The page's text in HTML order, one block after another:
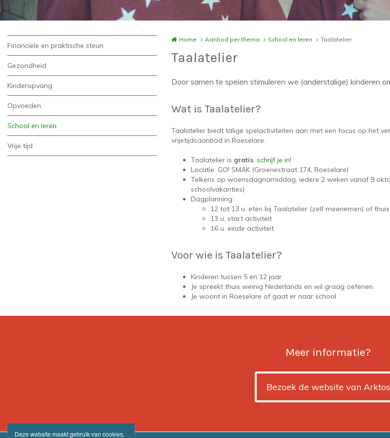
Financiële en praktische steun
Gezondheid
Kinderopvang
Opvoeden
School en leren
Vrije tijd
Home Aanbod per thema School en leren Taalatelier
Taalatelier
Door samen te spelen stimuleren we (anderstalige) kinderen
Wat is Taalatelier?
Taalatelier biedt talige spelactiviteiten aan met een focus op het
vrijetijdsaanbod in Roeselare.
Taalatelier is gratis, schrijf je in!
Locatie: GO! SMAK (Groenestraat 174, Roeselare)
Telkens op woensdagnamiddag, iedere 2 weken vanaf 9
schoolvakanties)
Dagplanning:
12 tot 13 u. eten bij Taalatelier (zelf meenemen) of
13 u. start activiteit
16 u. einde activiteit
Voor wie is Taalatelier?
Kinderen tussen 5 en 12 jaar
Je spreekt thuis weinig Nederlands en wil graag oefenen
Je woont in Roeselare of gaat er naar school
Meer informatie?
Bezoek de website van Arktos
Deze website maakt gebruik van cookies.